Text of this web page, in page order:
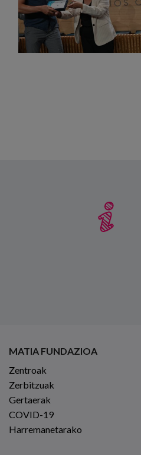
MATIA FUNDAZIOA
Zentroak
Zerbitzuak
Gertaerak
COVID-19
Harremanetarako